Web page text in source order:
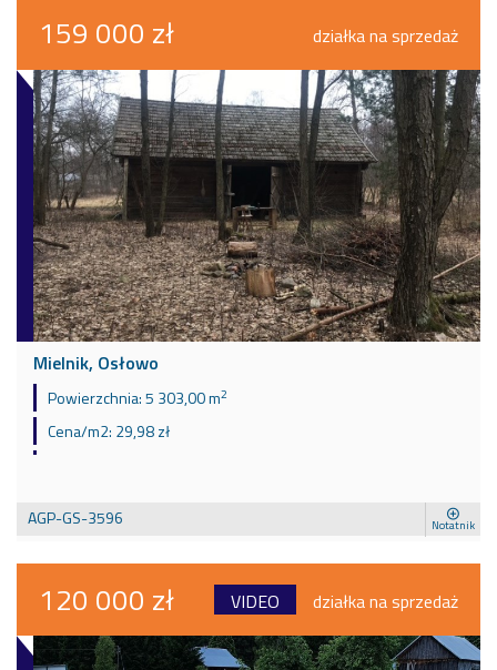
159 000 zł działka na sprzedaż
Mielnik, Osłowo
Powierzchnia:5 303,00 m2
Cena/m2: 29,98 zł
AGP-GS-3596 Notatnik
120 000 zł VIDEO działka na sprzedaż